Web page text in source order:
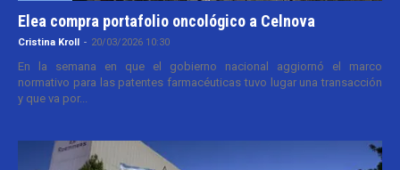
Elea compra portafolio oncológico a Celnova
Cristina Kroll - 20/03/2026 10:30
En la semana en que el gobierno nacional aggiornó el marco
normativo para las patentes farmacéuticas tuvo lugar una transacción
y que va por...